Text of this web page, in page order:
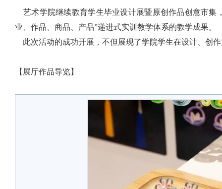
艺术学院继续教育学生毕业设计展暨原创作品创意市集
业、作品、商品、产品”递进式实训教学体系的教学成果。
此次活动的成功开展，不但展现了学院学生在设计、创
【展厅作品导览】